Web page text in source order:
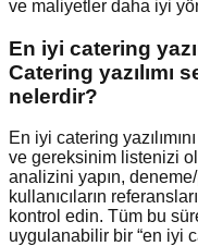
ve maliyetler daha iyi
En iyi catering
Catering yazılımı
nelerdir?
En iyi catering
ve gereksinim listenizi
analizini yapın,
kullanıcıların
kontrol edin. Tüm bu
uygulanabilir bir “en iyi